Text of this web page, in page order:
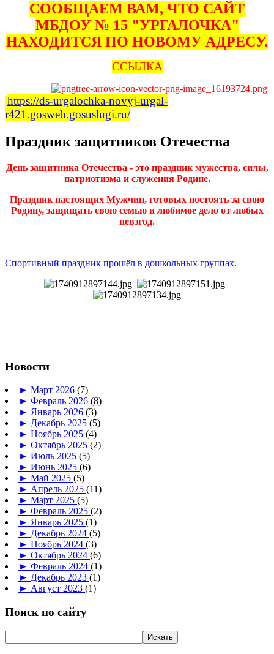
СООБЩАЕМ ВАМ, ЧТО САЙТ
МБДОУ № 15 "УРГАЛОЧКА"
НАХОДИТСЯ ПО НОВОМУ АДРЕСУ.
ССЫЛКА
https://ds-urgalochka-novyj-urgal-
r421.gosweb.gosuslugi.ru/
Праздник защитников Отечества
День защитника Отечества - это праздник мужества, силы,
патриотизма и служения Родине.
Праздник настоящих Мужчин, готовых постоять за свою
Родину, защищать свою семью и любимое дело от любых
невзгод.
Спортивный праздник прошёл в дошкольных группах.
Новости
► Март 2026 (7)
► Февраль 2026 (8)
► Январь 2026 (3)
► Декабрь 2025 (5)
► Ноябрь 2025 (4)
► Октябрь 2025 (2)
► Июль 2025 (5)
► Июнь 2025 (6)
► Май 2025 (5)
► Апрель 2025 (11)
► Март 2025 (5)
► Февраль 2025 (2)
► Январь 2025 (1)
► Декабрь 2024 (5)
► Ноябрь 2024 (3)
► Октябрь 2024 (6)
► Февраль 2024 (1)
► Декабрь 2023 (1)
► Август 2023 (1)
Поиск по сайту